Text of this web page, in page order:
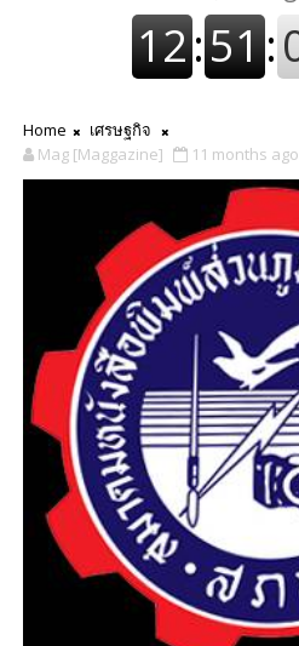
Home
เศรษฐกิจ
Mag [Maggazine]
11 months ago